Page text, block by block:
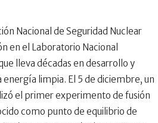
Nacional de Seguridad Nuclear
en el Laboratorio Nacional
lleva décadas en desarrollo y
limpia. El 5 de diciembre, un
el primer experimento de fusión
como punto de equilibrio de